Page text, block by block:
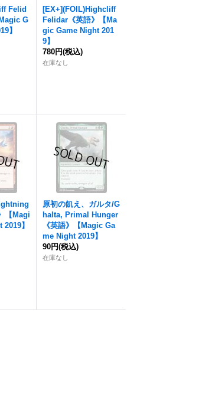
Felid
G
】
[EX+](FOIL)Highcliff
Felidar《英語》【Ma
gic Game Night 201
9】
780円(税込)
在庫なし
【Magi
】
原初の飢え、ガルタ/G
halta, Primal Hunger
《英語》【Magic Ga
me Night 2019】
90円(税込)
在庫なし